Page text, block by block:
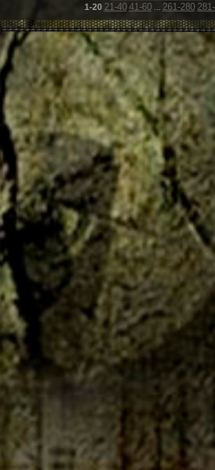
1-20 21-40 41-60 ... 261-280